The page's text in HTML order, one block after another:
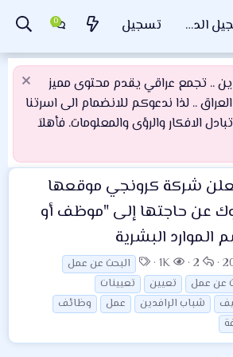
تسجيل الدخول تسجيل
.. تجمع عراقي يقدم محتوى مميز
.. لذا ندعوكم للانضمام الى اسرتنا
الافكار والرؤى والمعلومات. فأهلاَ
شركة كرونجي موقعها
عن حاجتها إلى "موظف أو
البشرية
ا
ل
ر
د
2
ا
ل
م
ش
1K
ا
ل
و
س
البحث عن عمل
عن عمل تعيين
تعيينات
شباب الرافدين عمل
وظائف